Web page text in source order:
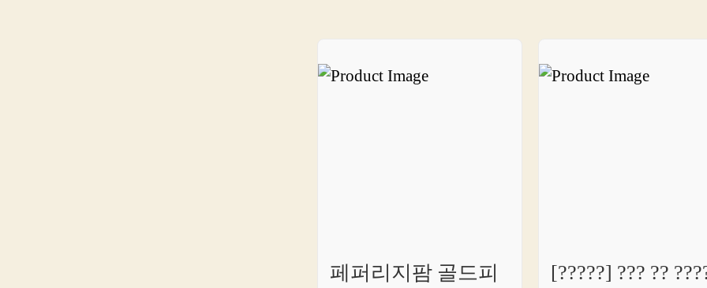
핑
페퍼리지팜 골드피
[?????] ??? ??